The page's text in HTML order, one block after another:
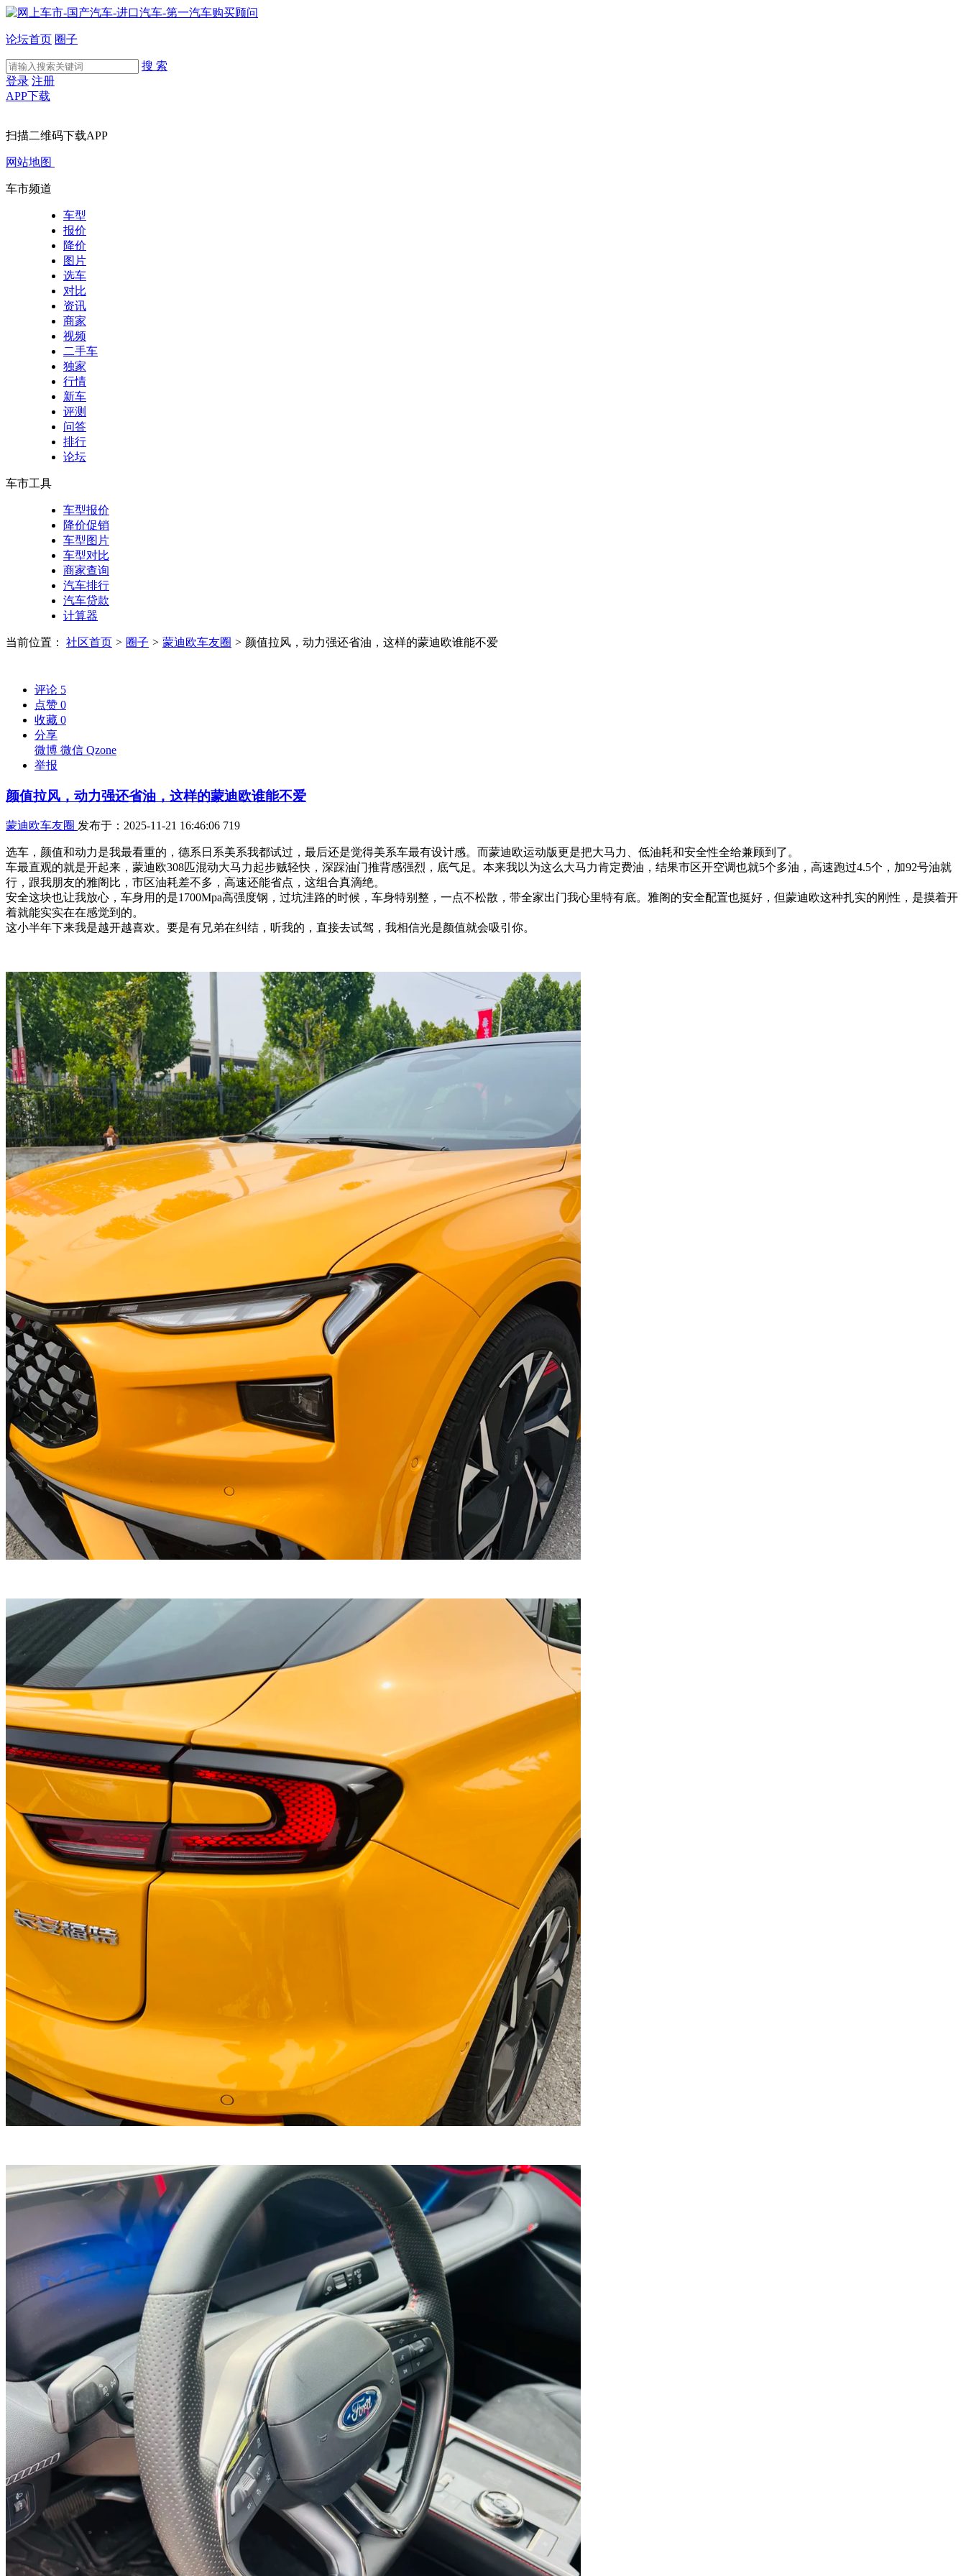
论坛首页 圈子
搜 索
登录 注册
APP下载
扫描二维码下载APP
网站地图
车市频道
车型
报价
降价
图片
选车
对比
资讯
商家
视频
二手车
独家
行情
新车
评测
问答
排行
论坛
车市工具
车型报价
降价促销
车型图片
车型对比
商家查询
汽车排行
汽车贷款
计算器
当前位置： 社区首页 > 圈子 > 蒙迪欧车友圈 > 颜值拉风，动力强还省油，这样的蒙迪欧谁能不爱
评论 5
点赞 0
收藏 0
分享
微博 微信 Qzone
举报
颜值拉风，动力强还省油，这样的蒙迪欧谁能不爱
蒙迪欧车友圈 发布于：2025-11-21 16:46:06 719
选车，颜值和动力是我最看重的，德系日系美系我都试过，最后还是觉得美系车最有设计感。而蒙迪欧运动版更是把大马力、低油耗和安全性全给兼顾到了。
车最直观的就是开起来，蒙迪欧308匹混动大马力起步贼轻快，深踩油门推背感强烈，底气足。本来我以为这么大马力肯定费油，结果市区开空调也就5个多油，高速跑过4.5个，加92号油就
行，跟我朋友的雅阁比，市区油耗差不多，高速还能省点，这组合真滴绝。
安全这块也让我放心，车身用的是1700Mpa高强度钢，过坑洼路的时候，车身特别整，一点不松散，带全家出门我心里特有底。雅阁的安全配置也挺好，但蒙迪欧这种扎实的刚性，是摸着开
着就能实实在在感觉到的。
这小半年下来我是越开越喜欢。要是有兄弟在纠结，听我的，直接去试驾，我相信光是颜值就会吸引你。